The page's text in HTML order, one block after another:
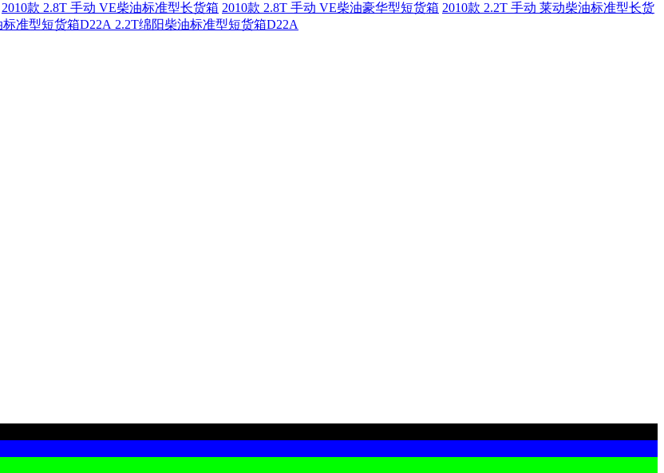
2010款 2.8T 手动 VE柴油标准型长货箱 2010款 2.8T 手动 VE柴油豪华型短货箱 2010款 2.2T 手动 莱动柴油标准型长货
标准型短货箱D22A 2.2T绵阳柴油标准型短货箱D22A